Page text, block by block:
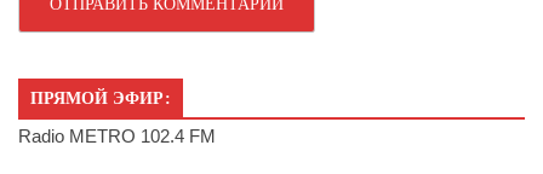
ПРЯМОЙ ЭФИР:
Radio METRO 102.4 FM